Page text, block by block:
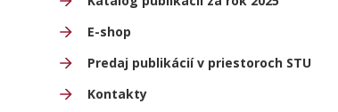
E-shop
Predaj publikácií v priestoroch STU
Kontakty